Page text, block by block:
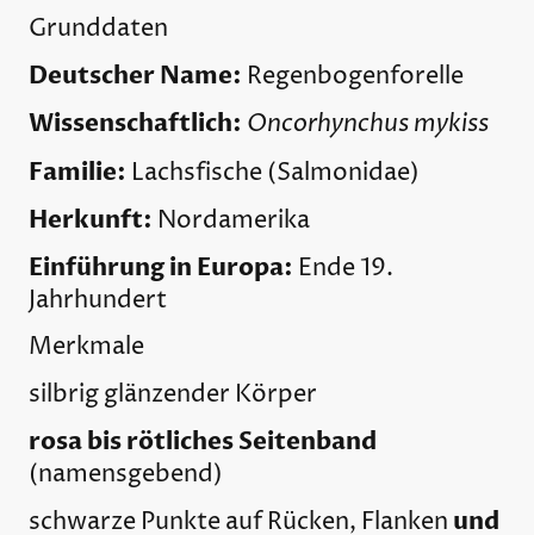
Grunddaten
Deutscher Name: Regenbogenforelle
Wissenschaftlich: Oncorhynchus mykiss
Familie: Lachsfische (Salmonidae)
Herkunft: Nordamerika
Einführung in Europa: Ende 19.
Jahrhundert
Merkmale
silbrig glänzender Körper
rosa bis rötliches Seitenband
(namensgebend)
schwarze Punkte auf Rücken, Flanken und